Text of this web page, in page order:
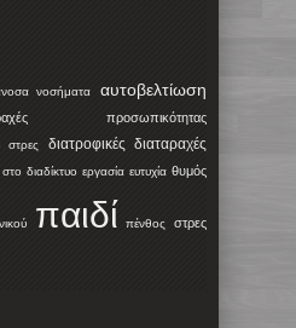
νοσήματα αυτοβελτίωση
προσωπικότητας
στρες διατροφικές διαταραχές
διαδίκτυο εργασία ευτυχία θυμός
παιδί πένθος στρες